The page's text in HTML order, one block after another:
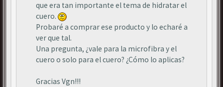
que era tan importante el tema de hidratar el
cuero.
Probaré a comprar ese producto y lo echaré a
ver que tal.
Una pregunta, ¿vale para la microfibra y el
cuero o solo para el cuero? ¿Cómo lo aplicas?
Gracias Vgn!!!